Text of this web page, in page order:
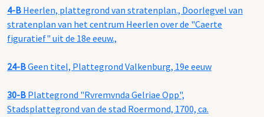
4-B Heerlen, plattegrond van stratenplan., Doorlegvel van
stratenplan van het centrum Heerlen over de "Caerte
figuratief" uit de 18e eeuw.,
24-BGeen titel, Plattegrond Valkenburg, 19e eeuw
30-B Plattegrond "Rvremvnda Gelriae Opp",
Stadsplattegrond van de stad Roermond, 1700, ca.